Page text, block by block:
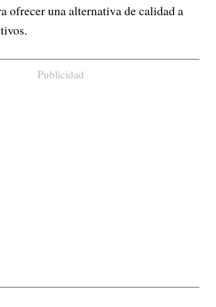
ofrecer una alternativa de calidad a
Publicidad